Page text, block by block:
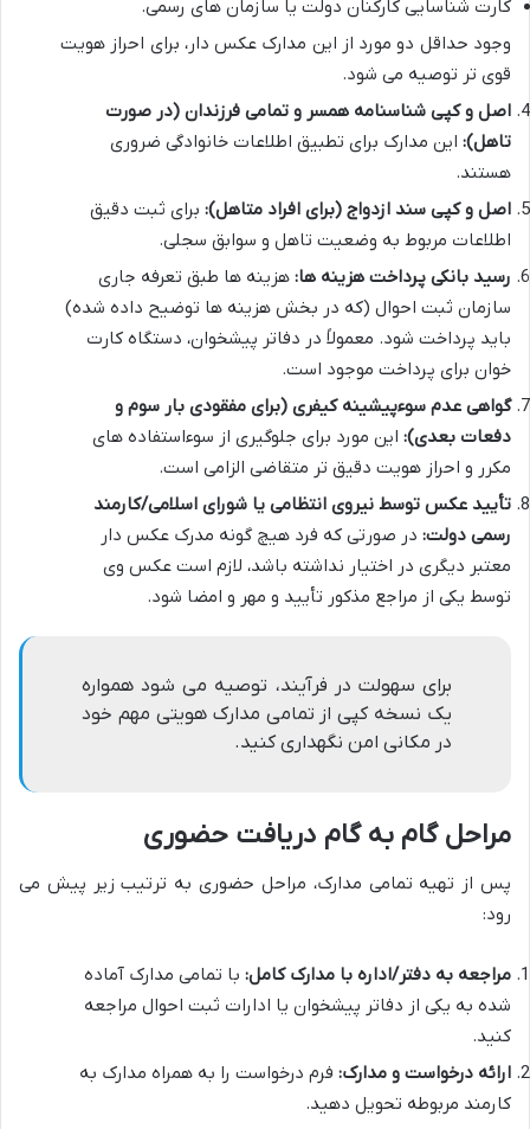
کارت شناسایی کارکنان دولت یا سازمان های رسمی.
وجود حداقل دو مورد از این مدارک عکس دار، برای احراز هویت
قوی تر توصیه می شود.
اصل و کپی شناسنامه همسر و تمامی فرزندان (در صورت
تاهل): این مدارک برای تطبیق اطلاعات خانوادگی ضروری
هستند.
اصل و کپی سند ازدواج (برای افراد متاهل): برای ثبت دقیق
اطلاعات مربوط به وضعیت تاهل و سوابق سجلی.
رسید بانکی پرداخت هزینه ها: هزینه ها طبق تعرفه جاری
سازمان ثبت احوال (که در بخش هزینه ها توضیح داده شده)
باید پرداخت شود. معمولاً در دفاتر پیشخوان، دستگاه کارت
خوان برای پرداخت موجود است.
گواهی عدم سوءپیشینه کیفری (برای مفقودی بار سوم و
دفعات بعدی): این مورد برای جلوگیری از سوءاستفاده های
مکرر و احراز هویت دقیق تر متقاضی الزامی است.
تأیید عکس توسط نیروی انتظامی یا شورای اسلامی/کارمند
رسمی دولت: در صورتی که فرد هیچ گونه مدرک عکس دار
معتبر دیگری در اختیار نداشته باشد، لازم است عکس وی
توسط یکی از مراجع مذکور تأیید و مهر و امضا شود.
برای سهولت در فرآیند، توصیه می شود همواره
یک نسخه کپی از تمامی مدارک هویتی مهم خود
در مکانی امن نگهداری کنید.
مراحل گام به گام دریافت حضوری
پس از تهیه تمامی مدارک، مراحل حضوری به ترتیب زیر پیش می
رود:
مراجعه به دفتر/اداره با مدارک کامل: با تمامی مدارک آماده
شده به یکی از دفاتر پیشخوان یا ادارات ثبت احوال مراجعه
کنید.
ارائه درخواست و مدارک: فرم درخواست را به همراه مدارک به
کارمند مربوطه تحویل دهید.